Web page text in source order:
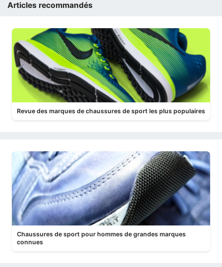
Articles recommandés
Revue des marques de chaussures de sport les plus populaires
Chaussures de sport pour hommes de grandes marques
connues